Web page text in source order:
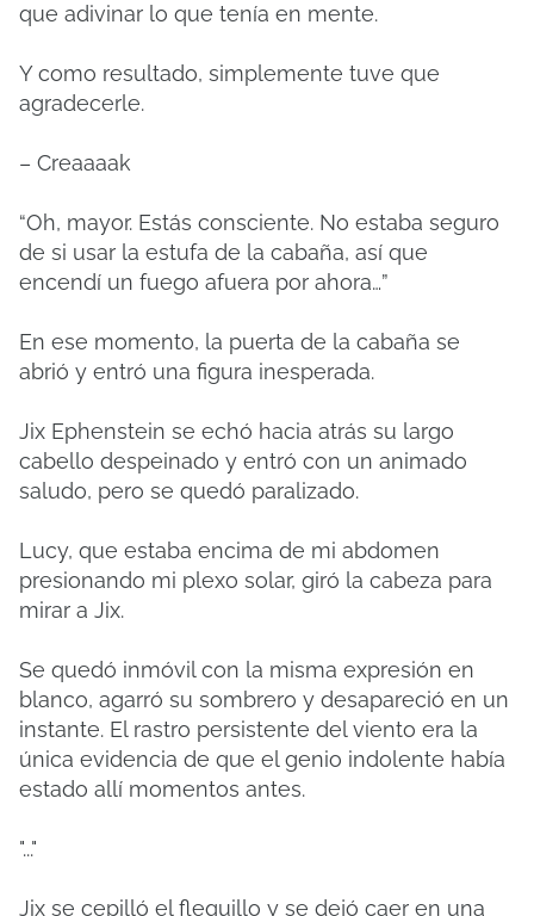
que adivinar lo que tenía en mente.
Y como resultado, simplemente tuve que
agradecerle.
– Creaaaak
“Oh, mayor. Estás consciente. No estaba seguro
de si usar la estufa de la cabaña, así que
encendí un fuego afuera por ahora…”
En ese momento, la puerta de la cabaña se
abrió y entró una figura inesperada.
Jix Ephenstein se echó hacia atrás su largo
cabello despeinado y entró con un animado
saludo, pero se quedó paralizado.
Lucy, que estaba encima de mi abdomen
presionando mi plexo solar, giró la cabeza para
mirar a Jix.
Se quedó inmóvil con la misma expresión en
blanco, agarró su sombrero y desapareció en un
instante. El rastro persistente del viento era la
única evidencia de que el genio indolente había
estado allí momentos antes.
"..."
Jix se cepilló el flequillo y se dejó caer en una